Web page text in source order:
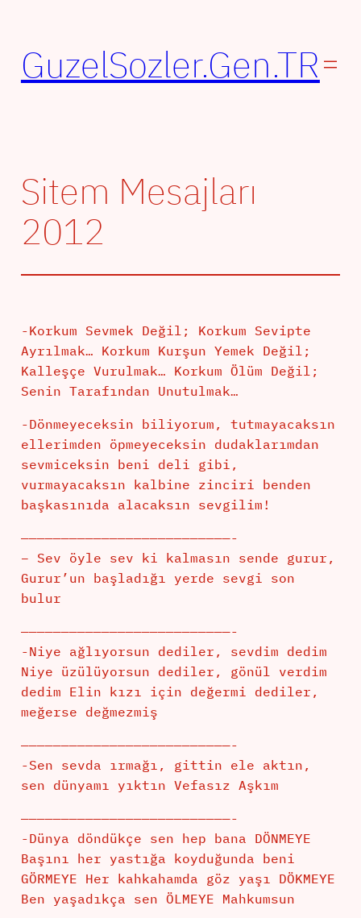
GuzelSozler.Gen.TR
Sitem Mesajları
2012
-Korkum Sevmek Değil; Korkum Sevipte
Ayrılmak… Korkum Kurşun Yemek Değil;
Kalleşçe Vurulmak… Korkum Ölüm Değil;
Senin Tarafından Unutulmak…
-Dönmeyeceksin biliyorum, tutmayacaksın
ellerimden öpmeyeceksin dudaklarımdan
sevmiceksin beni deli gibi,
vurmayacaksın kalbine zinciri benden
başkasınıda alacaksın sevgilim!
——————————————————————————-
– Sev öyle sev ki kalmasın sende gurur,
Gurur’un başladığı yerde sevgi son
bulur
——————————————————————————-
-Niye ağlıyorsun dediler, sevdim dedim
Niye üzülüyorsun dediler, gönül verdim
dedim Elin kızı için değermi dediler,
meğerse değmezmiş
——————————————————————————-
-Sen sevda ırmağı, gittin ele aktın,
sen dünyamı yıktın Vefasız Aşkım
——————————————————————————-
-Dünya döndükçe sen hep bana DÖNMEYE
Başını her yastığa koyduğunda beni
GÖRMEYE Her kahkahamda göz yaşı DÖKMEYE
Ben yaşadıkça sen ÖLMEYE Mahkumsun